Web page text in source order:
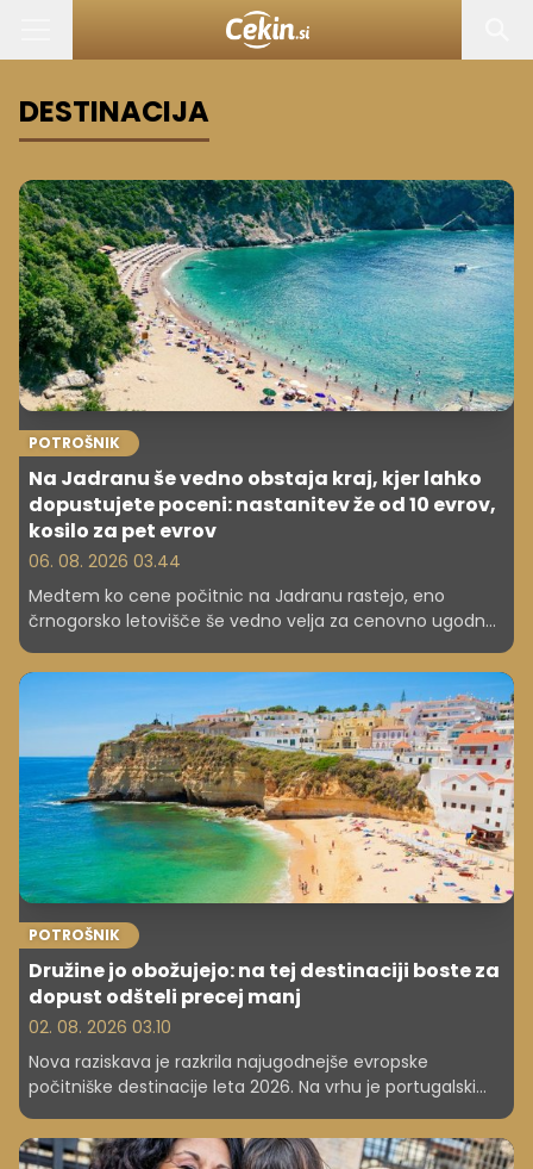
DESTINACIJA
POTROŠNIK
Na Jadranu še vedno obstaja kraj, kjer lahko
dopustujete poceni: nastanitev že od 10 evrov,
kosilo za pet evrov
06. 08. 2026 03.44
Medtem ko cene počitnic na Jadranu rastejo, eno
črnogorsko letovišče še vedno velja za cenovno ugodno
izbiro. Nastanitev, hrana in plaža ostajajo dostopni tudi za
družine.
POTROŠNIK
Družine jo obožujejo: na tej destinaciji boste za
dopust odšteli precej manj
02. 08. 2026 03.10
Nova raziskava je razkrila najugodnejše evropske
počitniške destinacije leta 2026. Na vrhu je portugalski
Algarve, kjer kava stane približno 1,50 evra, kosilo za dve
osebi pa manj kot 25 evrov.